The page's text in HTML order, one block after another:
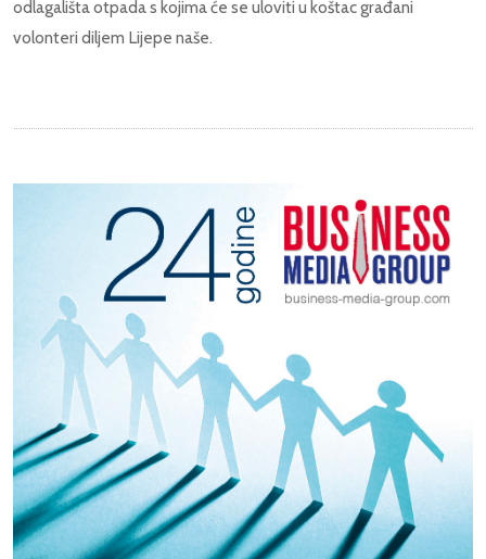
odlagališta otpada s kojima će se uloviti u koštac građani
volonteri diljem Lijepe naše.